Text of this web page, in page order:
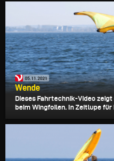
05.11.2021
Wende
Dieses Fahrtechnik-Video
beim Wingfoilen. In Zeitlupe für